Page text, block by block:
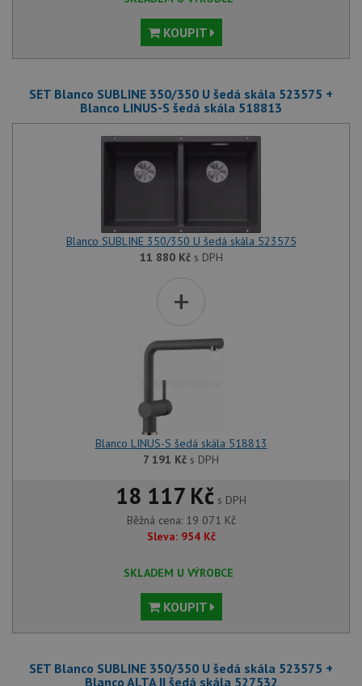
KOUPIT
SET Blanco SUBLINE 350/350 U šedá skála 523575 +
Blanco LINUS-S šedá skála 518813
Blanco SUBLINE 350/350 U šedá skála 523575
11 880 Kčs DPH
+
Blanco LINUS-S šedá skála 518813
7 191 Kč s DPH
18 117 Kč s DPH
Běžná cena: 19 071 Kč
Sleva: 954 Kč
SKLADEM U VÝROBCE
KOUPIT
SET Blanco SUBLINE 350/350 U šedá skála 523575 +
Blanco ALTA II šedá skála 527532